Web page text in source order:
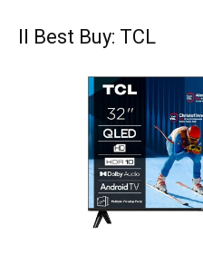
Il Best Buy: TCL